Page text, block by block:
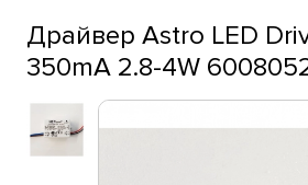
Драйвер Astro LED
350mA 2.8-4W